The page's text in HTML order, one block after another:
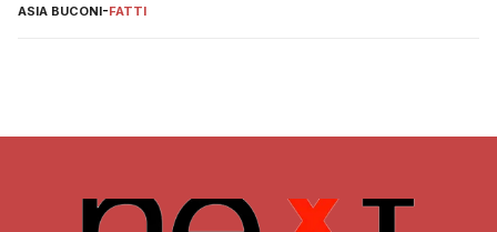
ASIA BUCONI-FATTI